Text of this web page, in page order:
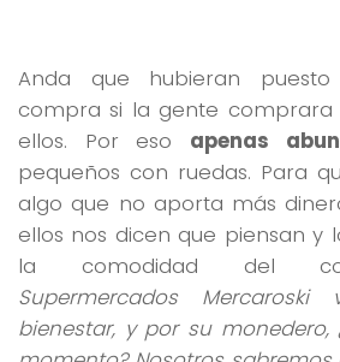
Anda que hubieran
compra si la gente comprara
ellos. Por eso apenas
pequeños con ruedas. Para
algo que no aporta más
ellos nos dicen que piensan y
la comodidad del
Supermercados
bienestar, y por su